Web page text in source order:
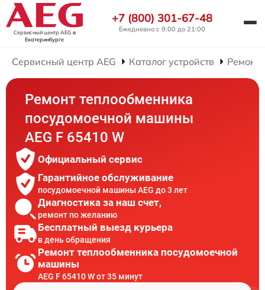
Сервисный центр AEG в
Екатеринбурге
+7 (800) 301-67-48
Ежедневно с 9:00 до 21:00
Сервисный центр AEG Каталог устройств Ремонт
Ремонт теплообменника
посудомоечной машины
AEG F 65410 W
Официальный сервис
Гарантийное обслуживание
посудомоечной машины AEG до 3 лет
Диагностика за наш счет,
ремонт по желанию
Бесплатный выезд курьера
в день обращения
Ремонт теплообменника посудомоечной
машины
AEG F 65410 W от 35 минут